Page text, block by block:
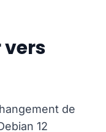
de
12